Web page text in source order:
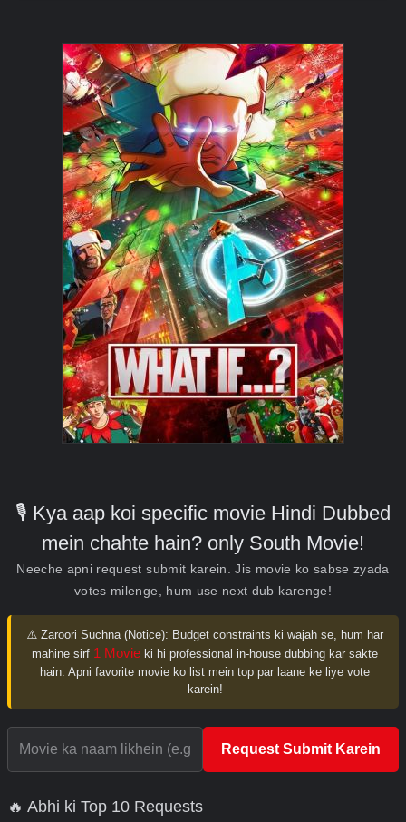
🎙️ Kya aap koi specific movie Hindi Dubbed
mein chahte hain? only South Movie!
Neeche apni request submit karein. Jis movie ko sabse zyada
votes milenge, hum use next dub karenge!
⚠️ Zaroori Suchna (Notice): Budget constraints ki wajah se, hum har
mahine sirf 1 Movie ki hi professional in-house dubbing kar sakte
hain. Apni favorite movie ko list mein top par laane ke liye vote
karein!
Request Submit Karein
🔥 Abhi ki Top 10 Requests